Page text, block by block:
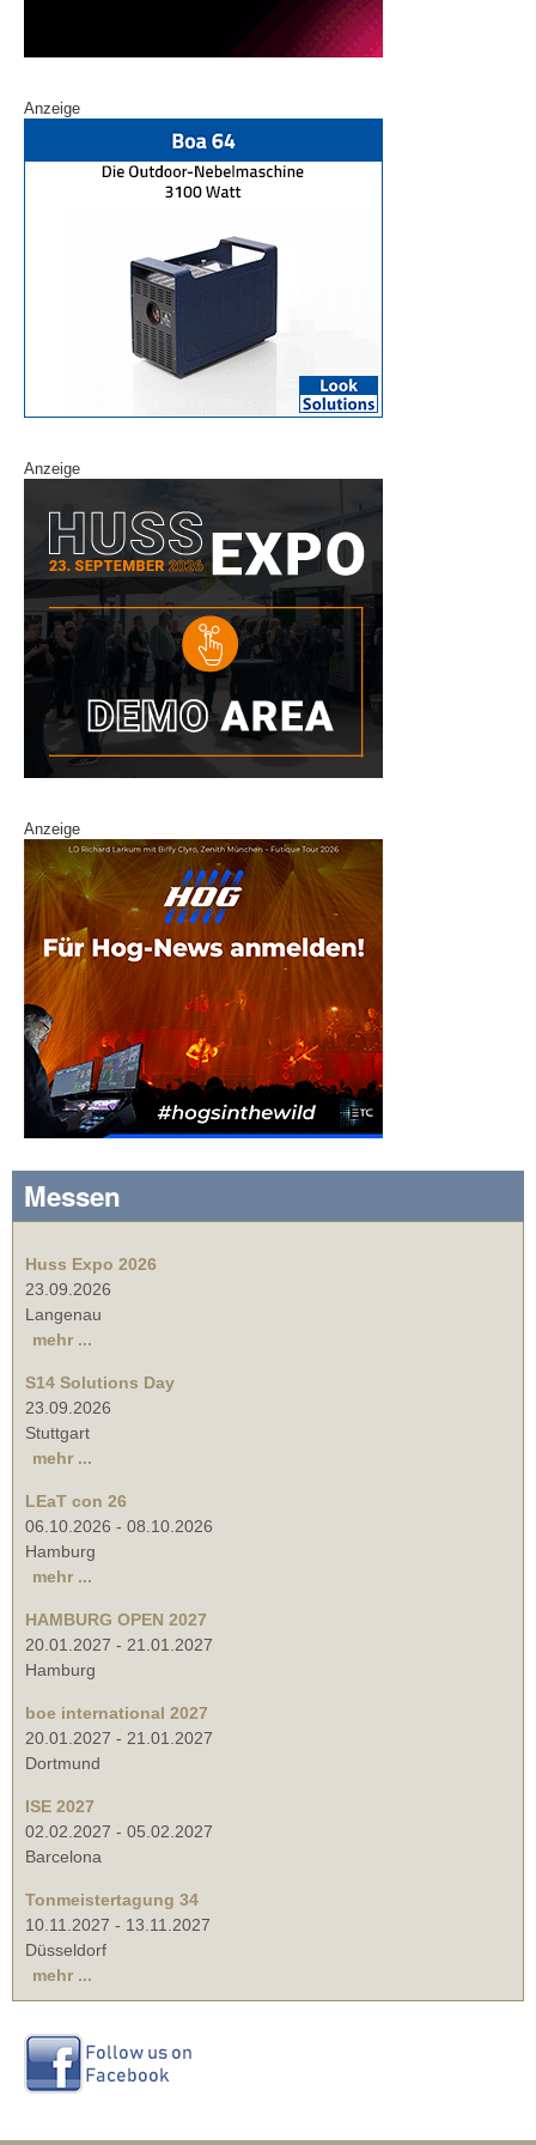
Anzeige
Anzeige
Anzeige
Messen
Huss Expo 2026
23.09.2026
Langenau
mehr ...
S14 Solutions Day
23.09.2026
Stuttgart
mehr ...
LEaT con 26
06.10.2026 - 08.10.2026
Hamburg
mehr ...
HAMBURG OPEN 2027
20.01.2027 - 21.01.2027
Hamburg
boe international 2027
20.01.2027 - 21.01.2027
Dortmund
ISE 2027
02.02.2027 - 05.02.2027
Barcelona
Tonmeistertagung 34
10.11.2027 - 13.11.2027
Düsseldorf
mehr ...